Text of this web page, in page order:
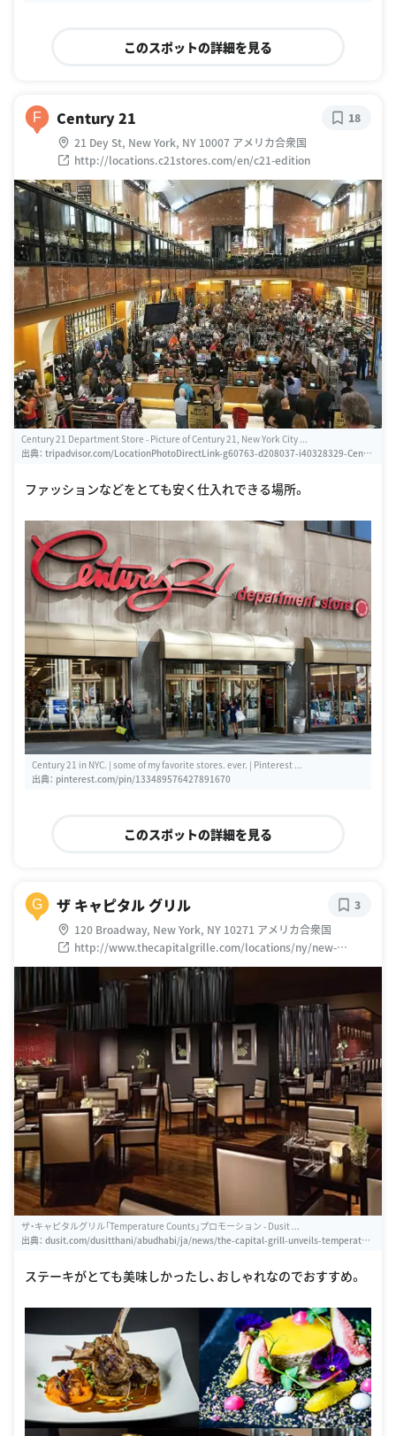
このスポットの詳細を見る
F Century 21
21 Dey St, New York, NY 10007 アメリカ合衆国
http://locations.c21stores.com/en/c21-edition
18
Century 21 Department Store - Picture of Century 21, New York City ...
出典： tripadvisor.com/LocationPhotoDirectLink-g60763-d208037-i40328329-Centu
ファッションなどをとても安く仕入れできる場所。
Century 21 in NYC. | some of my favorite stores. ever. | Pinterest ...
出典： pinterest.com/pin/133489576427891670
このスポットの詳細を見る
G ザ キャピタル グリル
120 Broadway, New York, NY 10271 アメリカ合衆国
http://www.thecapitalgrille.com/locations/ny/new-
york/nyc-wall-street/8039?
cmpid=br:tcg_ag:ie_ch:dry_ca:TCGGMB_dt:ong_sn:gmb_
gt:new-york-ny-8039_pl:locurl_rd:1006
3
ザ・キャピタルグリル「Temperature Counts」プロモーション - Dusit ...
出典： dusit.com/dusitthani/abudhabi/ja/news/the-capital-grill-unveils-temperatur
ステーキがとても美味しかったし、おしゃれなのでおすすめ。